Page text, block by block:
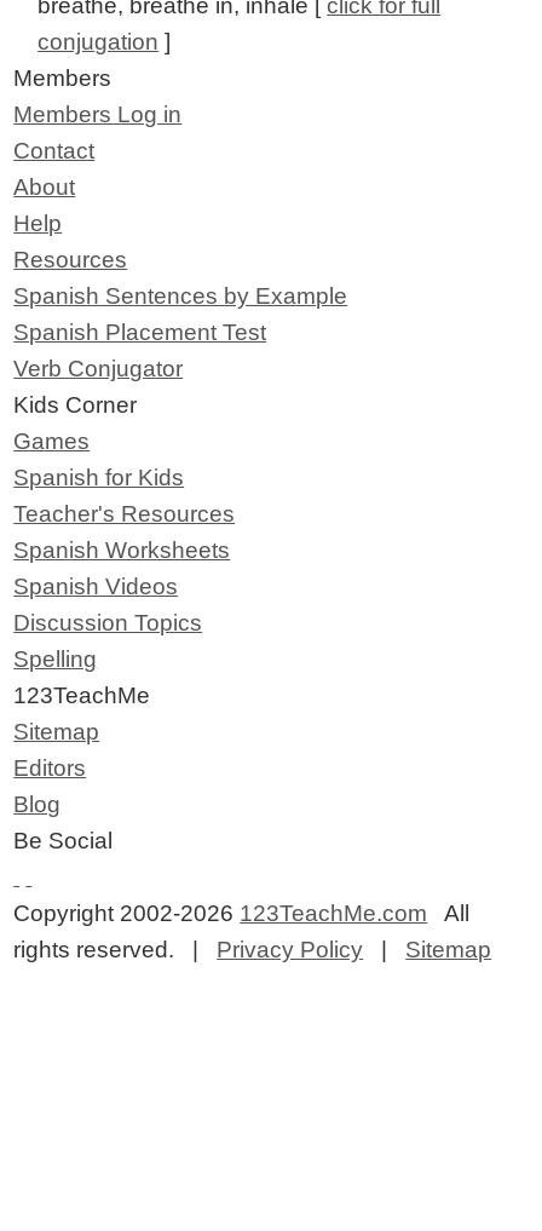
breathe, breathe in, inhale [click for full
conjugation ]
Members
Members Log in
Contact
About
Help
Resources
Spanish Sentences by Example
Spanish Placement Test
Verb Conjugator
Kids Corner
Games
Spanish for Kids
Teacher's Resources
Spanish Worksheets
Spanish Videos
Discussion Topics
Spelling
123TeachMe
Sitemap
Editors
Blog
Be Social
Copyright 2002-2026 123TeachMe.com All
rights reserved. | Privacy Policy Sitemap